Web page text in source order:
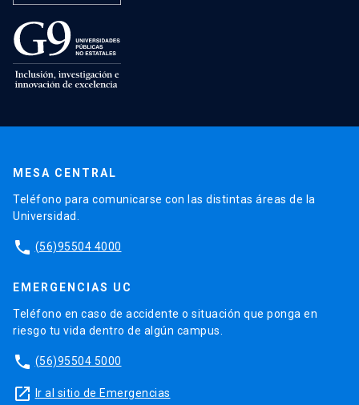
MESA CENTRAL
Teléfono para comunicarse con las distintas áreas de la
Universidad.
phone (56)95504 4000
EMERGENCIAS UC
Teléfono en caso de accidente o situación que ponga en
riesgo tu vida dentro de algún campus.
phone (56)95504 5000
launch Ir al sitio de Emergencias